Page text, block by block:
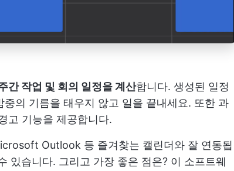
간 작업 및 회의 일정을 계산합니다. 생성된 일정
중의 기름을 태우지 않고 일을 끝내세요. 또한 과
고 기능을 제공합니다.
Outlook 등 즐겨찾는 캘린더와 잘 연동됩
있습니다. 그리고 가장 좋은 점은? 이 소프트웨